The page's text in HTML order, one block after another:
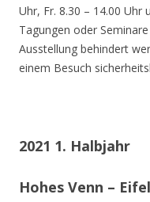
Uhr, Fr. 8.30 – 14.00 Uhr
Tagungen oder
Ausstellung behindert
einem Besuch
2021 1. Halbjahr
Hohes Venn – Eifel